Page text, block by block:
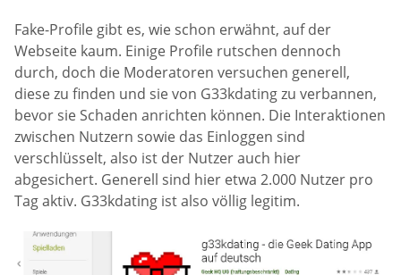
Fake-Profile gibt es, wie schon erwähnt, auf der
Webseite kaum. Einige Profile rutschen dennoch
durch, doch die Moderatoren versuchen generell,
diese zu finden und sie von G33kdating zu verbannen,
bevor sie Schaden anrichten können. Die Interaktionen
zwischen Nutzern sowie das Einloggen sind
verschlüsselt, also ist der Nutzer auch hier
abgesichert. Generell sind hier etwa 2.000 Nutzer pro
Tag aktiv. G33kdating ist also völlig legitim.